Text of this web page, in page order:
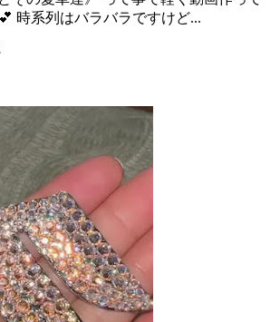
時系列はバラバラですけど...